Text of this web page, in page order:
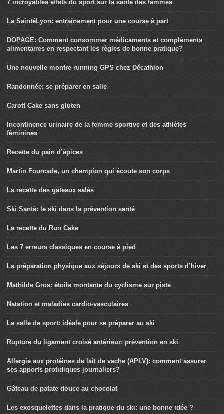
7 incroyables effets du sport sur la santé des femmes
La SaintéLyon: entraînement pour une course à part
DOPAGE: Comment consommer médicaments et compléments
alimentaires en respectant les règles de bonne pratique?
Une nouvelle montre running GPS chez Décathlon
Randonnée: se préparer en salle
Carott Cake sans gluten
Incontinence urinaire de la femme sportive et des athlètes
féminines
Recette du pain d’épices
Martin Fourcade, un champion qui écoute son corps
La recette des gâteaux salés
Ski Santé: le ski dans la prévention santé
La recette du Run Cake
Les 7 erreurs classiques en course à pied
La préparation physique aux séjours de ski et des sports d’hiver
Mathilde Gros: étoile montante du cyclisme sur piste
Natation et maladies cardio-vasculaires
La salle de sport: idéale pour se préparer au ski
Rupture du ligament croisé antérieur: prévention en ski
Allergie aux protéines de lait de vache (APLV): comment assurer
ses apports protidiques journaliers?
Gâteau de patate douce au chocolat
Les exosquelettes dans la pratique du ski: une bonne idée ?